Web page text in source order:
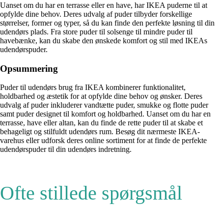
Uanset om du har en terrasse eller en have, har IKEA puderne til at
opfylde dine behov. Deres udvalg af puder tilbyder forskellige
størrelser, former og typer, så du kan finde den perfekte løsning til din
udendørs plads. Fra store puder til solsenge til mindre puder til
havebænke, kan du skabe den ønskede komfort og stil med IKEAs
udendørspuder.
Opsummering
Puder til udendørs brug fra IKEA kombinerer funktionalitet,
holdbarhed og æstetik for at opfylde dine behov og ønsker. Deres
udvalg af puder inkluderer vandtætte puder, smukke og flotte puder
samt puder designet til komfort og holdbarhed. Uanset om du har en
terrasse, have eller altan, kan du finde de rette puder til at skabe et
behageligt og stilfuldt udendørs rum. Besøg dit nærmeste IKEA-
varehus eller udforsk deres online sortiment for at finde de perfekte
udendørspuder til din udendørs indretning.
Ofte stillede spørgsmål